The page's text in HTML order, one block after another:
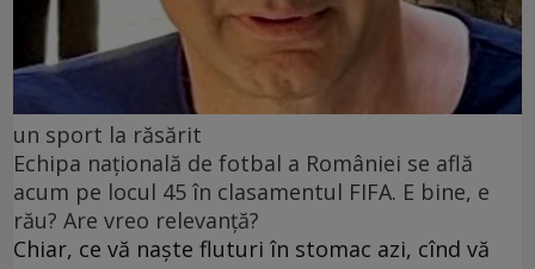
un sport la răsărit
Echipa națională de fotbal a României se află
acum pe locul 45 în clasamentul FIFA. E bine, e
rău? Are vreo relevanță?
Chiar, ce vă naște fluturi în stomac azi, cînd vă